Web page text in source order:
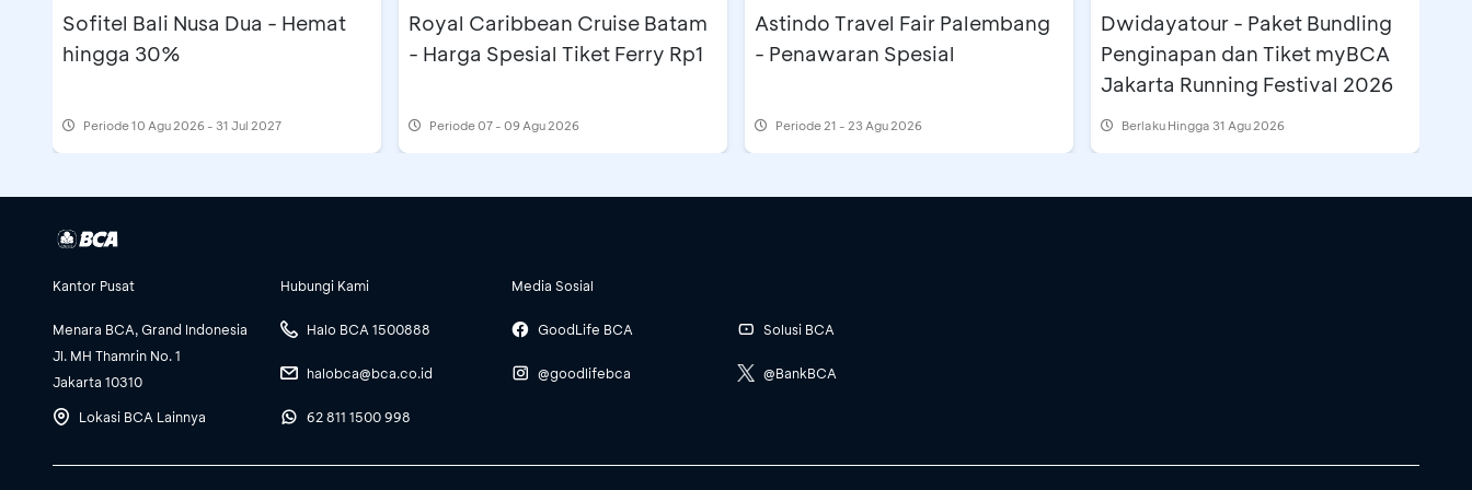
Sofitel Bali Nusa Dua - Hemat
hingga 30%
Periode10 Agu 2026 - 31 Jul 2027
Royal Caribbean Cruise Batam
- Harga Spesial Tiket Ferry Rp1
Periode07 - 09 Agu 2026
Astindo Travel Fair Palembang
- Penawaran Spesial
Periode 21 - 23 Agu 2026
Dwidayatour - Paket Bundling
Penginapan dan Tiket myBCA
Jakarta Running Festival 2026
Berlaku Hingga 31 Agu 2026
Kantor Pusat
Menara BCA, Grand Indonesia
Jl. MH Thamrin No. 1
Jakarta 10310
Lokasi BCA Lainnya
Hubungi Kami
Halo BCA 1500888
halobca@bca.co.id
62 811 1500 998
Media Sosial
GoodLife BCA
@goodlifebca
Solusi BCA
@BankBCA